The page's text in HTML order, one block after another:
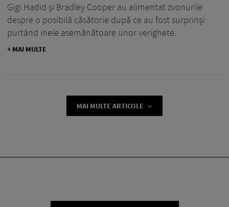
Gigi Hadid și Bradley Cooper au alimentat zvonurile
despre o posibilă căsătorie după ce au fost surprinși
purtând inele asemănătoare unor verighete.
+ MAI MULTE
MAI MULTE ARTICOLE